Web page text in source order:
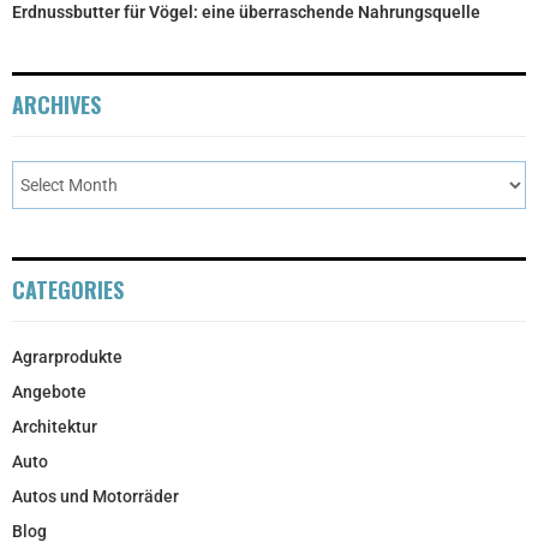
Erdnussbutter für Vögel: eine überraschende Nahrungsquelle
ARCHIVES
CATEGORIES
Agrarprodukte
Angebote
Architektur
Auto
Autos und Motorräder
Blog